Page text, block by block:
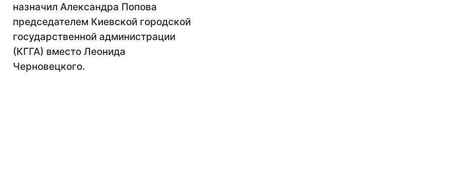
назначил Александра Попова
председателем Киевской городской
государственной администрации
(КГГА) вместо Леонида
Черновецкого.